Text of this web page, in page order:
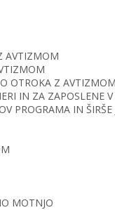
AVTIZMOM
OTROKA Z AVTIZMOM
IN ZA ZAPOSLENE
PROGRAMA IN ŠIRŠE
MOTNJO